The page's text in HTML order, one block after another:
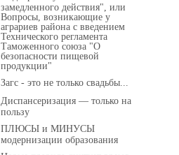
замедленного действия", или
Вопросы, возникающие у
аграриев района с введением
Технического регламента
Таможенного союза "О
безопасности пищевой
продукции"
Загс - это не только свадьбы...
Диспансеризация — только на
пользу
ПЛЮСЫ и МИНУСЫ
модернизации образования